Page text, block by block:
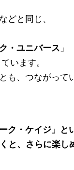
どと同じ、
・ユニバース 」
います。
も、つながって
ク・ケイジ」と
と、さらに楽し